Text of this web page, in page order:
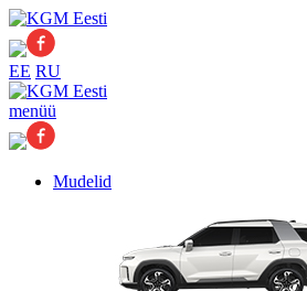
EE RU
menüü
Mudelid